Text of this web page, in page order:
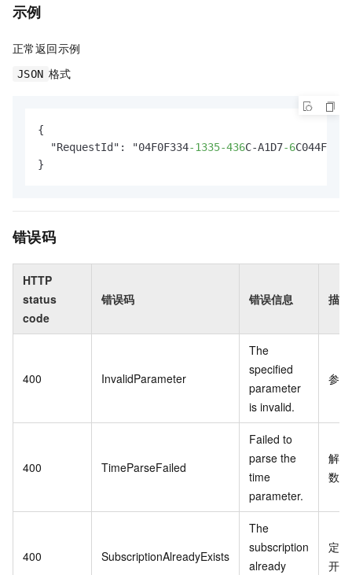
示例
正常返回示例
JSON 格式
{
  "RequestId": "04F0F334
-1335-436C-A1D7-6
}
错误码
HTTP
status
code
错误码 错误信息 描述
400 InvalidParameter
The
specified
parameter
is invalid.
参
400 TimeParseFailed
Failed to
parse the
time
parameter.
解
数
400 SubscriptionAlreadyExists
The
subscription
already
定
开通